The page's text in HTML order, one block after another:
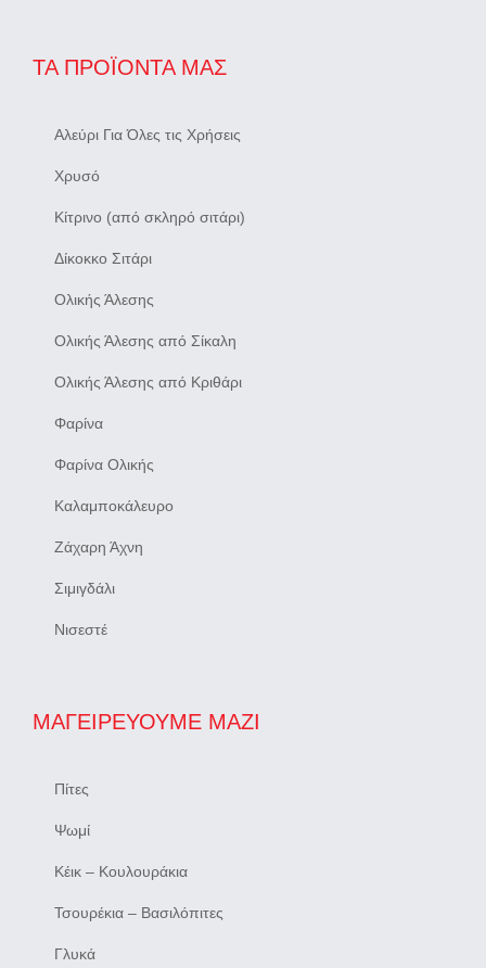
ΤΑ ΠΡΟΪΌΝΤΑ ΜΑΣ
Αλεύρι Για Όλες τις Χρήσεις
Χρυσό
Κίτρινο (από σκληρό σιτάρι)
Δίκοκκο Σιτάρι
Ολικής Άλεσης
Ολικής Άλεσης από Σίκαλη
Ολικής Άλεσης από Κριθάρι
Φαρίνα
Φαρίνα Ολικής
Καλαμποκάλευρο
Ζάχαρη Άχνη
Σιμιγδάλι
Νισεστέ
ΜΑΓΕΙΡΕΎΟΥΜΕ ΜΑΖΊ
Πίτες
Ψωμί
Κέικ – Κουλουράκια
Τσουρέκια – Βασιλόπιτες
Γλυκά